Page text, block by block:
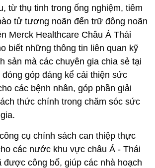
từ thụ tinh trong ống nghiệm, tiêm
tử tương noãn đến trữ đông noãn
Merck Healthcare Châu Á Thái
biết những thông tin liên quan kỹ
sản mà các chuyên gia chia sẻ tại
đóng góp đáng kể cải thiện sức
các bệnh nhân, góp phần giải
thức chính trong chăm sóc sức
cụ chính sách can thiệp thực
các nước khu vực châu Á - Thái
được công bố, giúp các nhà hoạch